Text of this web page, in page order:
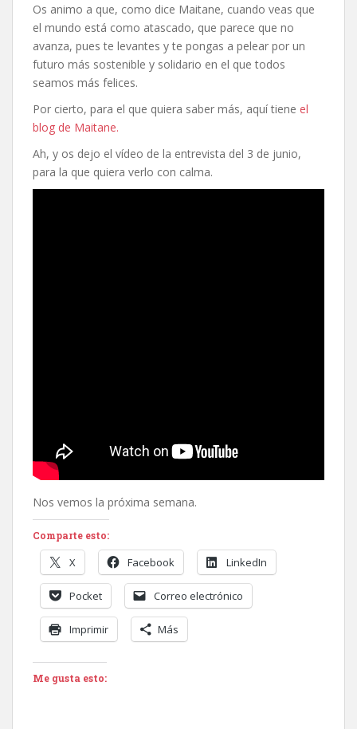
Os animo a que, como dice Maitane, cuando veas que
el mundo está como atascado, que parece que no
avanza, pues te levantes y te pongas a pelear por un
futuro más sostenible y solidario en el que todos
seamos más felices.
Por cierto, para el que quiera saber más, aquí tiene el
blog de Maitane.
Ah, y os dejo el vídeo de la entrevista del 3 de junio,
para la que quiera verlo con calma.
Nos vemos la próxima semana.
Comparte esto:
X Facebook LinkedIn
Pocket Correo electrónico
Imprimir Más
Me gusta esto: